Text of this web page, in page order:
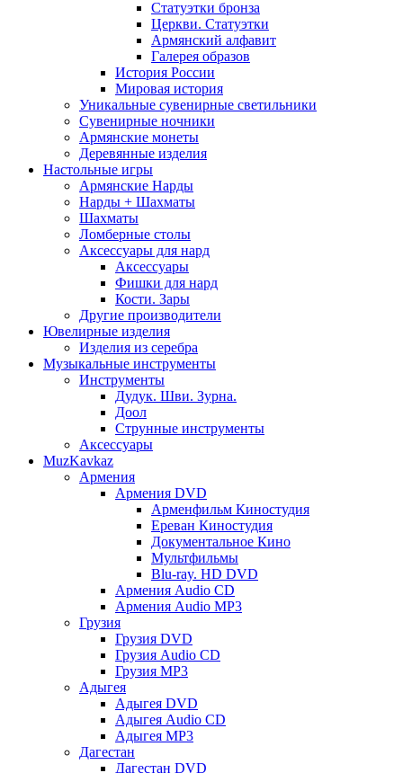
Статуэтки бронза
Церкви. Статуэтки
Армянский алфавит
Галерея образов
История России
Мировая история
Уникальные сувенирные светильники
Сувенирные ночники
Армянские монеты
Деревянные изделия
Настольные игры
Армянские Нарды
Нарды + Шахматы
Шахматы
Ломберные столы
Аксессуары для нард
Аксессуары
Фишки для нард
Кости. Зары
Другие производители
Ювелирные изделия
Изделия из серебра
Музыкальные инструменты
Инструменты
Дудук. Шви. Зурна.
Доол
Струнные инструменты
Аксессуары
MuzKavkaz
Армения
Армения DVD
Арменфильм Киностудия
Ереван Киностудия
Документальное Кино
Мультфильмы
Blu-ray. HD DVD
Армения Audio CD
Армения Audio MP3
Грузия
Грузия DVD
Грузия Audio CD
Грузия MP3
Адыгея
Адыгея DVD
Адыгея Audio CD
Адыгея MP3
Дагестан
Дагестан DVD